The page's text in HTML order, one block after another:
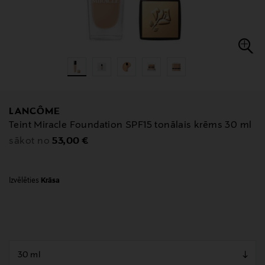
LANCÔME
Teint Miracle Foundation SPF15 tonālais krēms 30 ml
sākot no Original Price
53,00 €
Izvēlēties Krāsa